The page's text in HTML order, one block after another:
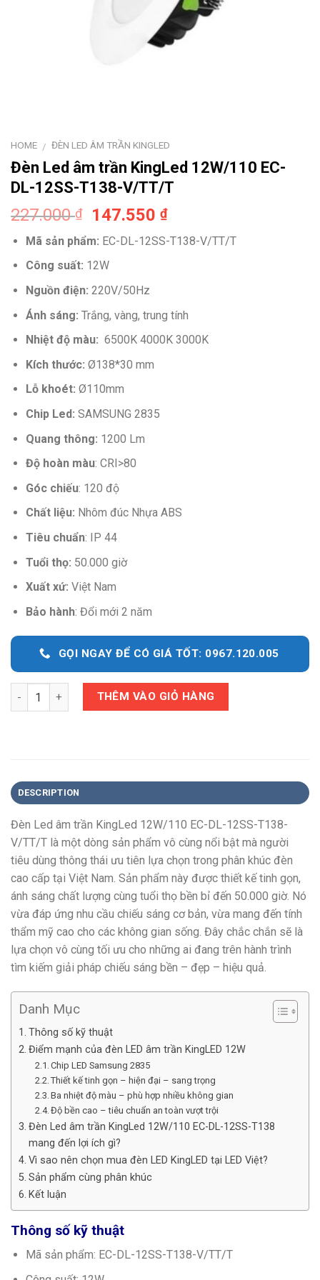
HOME / ĐÈN LED ÂM TRẦN KINGLED
Đèn Led âm trần KingLed 12W/110 EC-
DL-12SS-T138-V/TT/T
227.000₫
Original
price
was:
227.000 ₫.
147.550₫Current
price
is:
Mã sản phẩm: EC-DL-12SS-T138-V/TT/T
Công suất: 12W
Nguồn điện: 220V/50Hz
Ánh sáng: Trắng, vàng, trung tính
Nhiệt độ màu: 6500K 4000K 3000K
Kích thước: Ø138*30 mm
Lỗ khoét: Ø110mm
Chip Led: SAMSUNG 2835
Quang thông: 1200 Lm
Độ hoàn màu: CRI>80
Góc chiếu: 120 độ
Chất liệu: Nhôm đúc Nhựa ABS
Tiêu chuẩn: IP 44
Tuổi thọ: 50.000 giờ
Xuất xứ: Việt Nam
Bảo hành: Đổi mới 2 năm
GỌI NGAY ĐỂ CÓ GIÁ TỐT: 0967.120.005
Quantity THÊM VÀO GIỎ HÀNG
DESCRIPTION
Đèn Led âm trần KingLed 12W/110 EC-DL-12SS-T138-
V/TT/T là một dòng sản phẩm vô cùng nổi bật mà người
tiêu dùng thông thái ưu tiên lựa chọn trong phân khúc đèn
cao cấp tại Việt Nam. Sản phẩm này được thiết kế tinh gọn,
ánh sáng chất lượng cùng tuổi thọ bền bỉ đến 50.000 giờ. Nó
vừa đáp ứng nhu cầu chiếu sáng cơ bản, vừa mang đến tính
thẩm mỹ cao cho các không gian sống. Đây chắc chắn sẽ là
lựa chọn vô cùng tối ưu cho những ai đang trên hành trình
tìm kiếm giải pháp chiếu sáng bền – đẹp – hiệu quả.
Danh Mục
Thông số kỹ thuật
Điểm mạnh của đèn LED âm trần KingLED 12W
Chip LED Samsung 2835
Thiết kế tinh gọn – hiện đại – sang trọng
Ba nhiệt độ màu – phù hợp nhiều không gian
Độ bền cao – tiêu chuẩn an toàn vượt trội
Đèn Led âm trần KingLed 12W/110 EC-DL-12SS-T138
mang đến lợi ích gì?
Vì sao nên chọn mua đèn LED KingLED tại LED Việt?
Sản phẩm cùng phân khúc
Kết luận
Thông số kỹ thuật
Mã sản phẩm: EC-DL-12SS-T138-V/TT/T